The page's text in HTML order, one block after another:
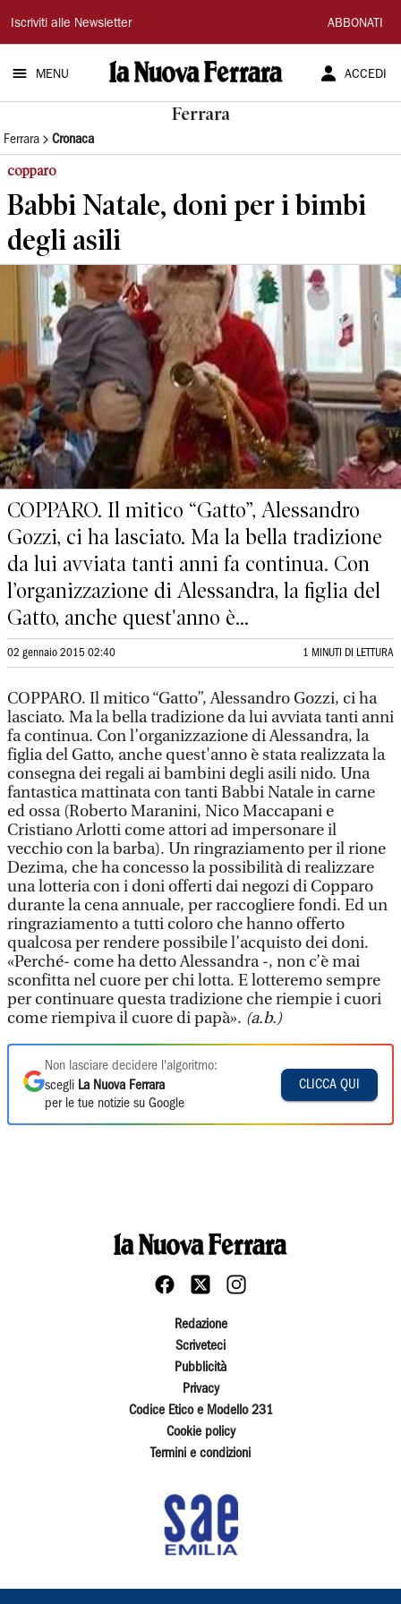
La
Nuova
Ferrara
Iscriviti alle Newsletter ABBONATI
MENU ACCEDI
Ferrara
Ferrara Cronaca
copparo
Babbi Natale, doni per i bimbi
degli asili
COPPARO. Il mitico “Gatto”, Alessandro
Gozzi, ci ha lasciato. Ma la bella tradizione
da lui avviata tanti anni fa continua. Con
l’organizzazione di Alessandra, la figlia del
Gatto, anche quest'anno è...
02 gennaio 2015 02:40 1 MINUTI DI LETTURA
COPPARO. Il mitico “Gatto”, Alessandro Gozzi, ci ha
lasciato. Ma la bella tradizione da lui avviata tanti anni
fa continua. Con l’organizzazione di Alessandra, la
figlia del Gatto, anche quest'anno è stata realizzata la
consegna dei regali ai bambini degli asili nido. Una
fantastica mattinata con tanti Babbi Natale in carne
ed ossa (Roberto Maranini, Nico Maccapani e
Cristiano Arlotti come attori ad impersonare il
vecchio con la barba). Un ringraziamento per il rione
Dezima, che ha concesso la possibilità di realizzare
una lotteria con i doni offerti dai negozi di Copparo
durante la cena annuale, per raccogliere fondi. Ed un
ringraziamento a tutti coloro che hanno offerto
qualcosa per rendere possibile l’acquisto dei doni.
«Perché- come ha detto Alessandra -, non c’è mai
sconfitta nel cuore per chi lotta. E lotteremo sempre
per continuare questa tradizione che riempie i cuori
come riempiva il cuore di papà». (a.b.)
Non lasciare decidere l'algoritmo:
scegli La Nuova Ferrara
per le tue notizie su Google
CLICCA QUI
Redazione
Scriveteci
Pubblicità
Privacy
Codice Etico e Modello 231
Cookie policy
Termini e condizioni